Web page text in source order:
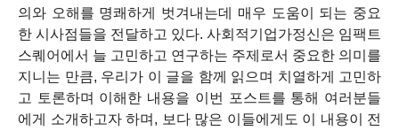
의와 오해를 명쾌하게 벗겨내는데 매우 도움이 되는 중요
한 시사점들을 전달하고 있다. 사회적기업가정신은 임팩트
스퀘어에서 늘 고민하고 연구하는 주제로서 중요한 의미를
지니는 만큼, 우리가 이 글을 함께 읽으며 치열하게 고민하
고 토론하며 이해한 내용을 이번 포스트를 통해 여러분들
에게 소개하고자 하며, 보다 많은 이들에게도 이 내용이 전